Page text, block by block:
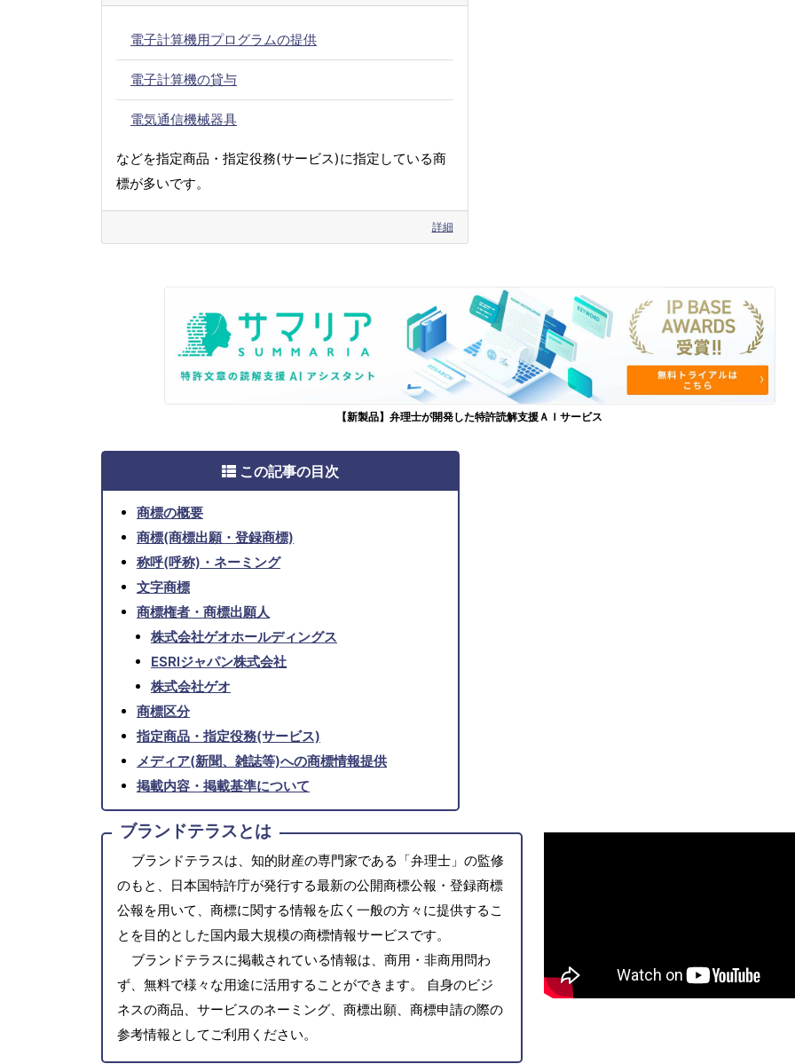
電子計算機用プログラムの提供
電子計算機の貸与
電気通信機械器具
などを指定商品・指定役務(サービス)に指定している商
標が多いです。
詳細
【新製品】弁理士が開発した特許読解支援ＡＩサービス
この記事の目次
商標の概要
商標(商標出願・登録商標)
称呼(呼称)・ネーミング
文字商標
商標権者・商標出願人
株式会社ゲオホールディングス
ESRIジャパン株式会社
株式会社ゲオ
商標区分
指定商品・指定役務(サービス)
メディア(新聞、雑誌等)への商標情報提供
掲載内容・掲載基準について
ブランドテラスとは
ブランドテラスは、知的財産の専門家である「弁理士」の監修
のもと、日本国特許庁が発行する最新の公開商標公報・登録商標
公報を用いて、商標に関する情報を広く一般の方々に提供するこ
とを目的とした国内最大規模の商標情報サービスです。
ブランドテラスに掲載されている情報は、商用・非商用問わ
ず、無料で様々な用途に活用することができます。 自身のビジ
ネスの商品、サービスのネーミング、商標出願、商標申請の際の
参考情報としてご利用ください。